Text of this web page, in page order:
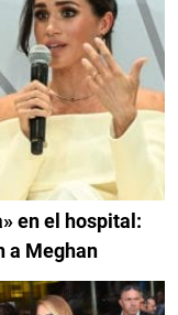
en el hospital:
a Meghan